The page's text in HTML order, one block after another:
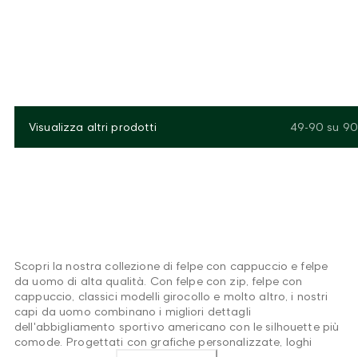
Visualizza altri prodotti 49-90 su 90
Scopri la nostra collezione di felpe con cappuccio e felpe
da uomo di alta qualità. Con felpe con zip, felpe con
cappuccio, classici modelli girocollo e molto altro, i nostri
capi da uomo combinano i migliori dettagli
dell'abbigliamento sportivo americano con le silhouette più
comode. Progettati con grafiche personalizzate, loghi